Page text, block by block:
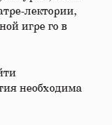
лектории,
игре го в
необходима